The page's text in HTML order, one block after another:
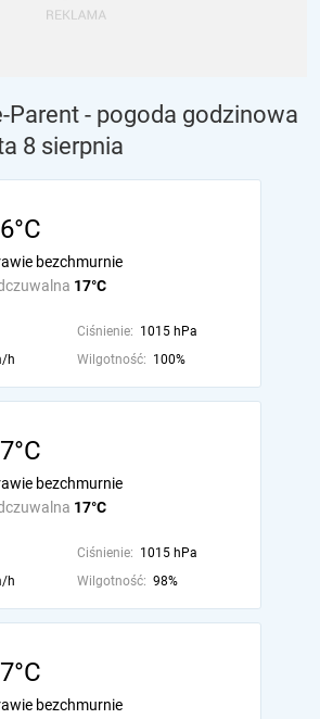
Parent - pogoda godzinowa
8 sierpnia
17°C
bezchmurnie
Ciśnienie: 1015 hPa
h Wilgotność: 100%
17°C
bezchmurnie
Ciśnienie: 1015 hPa
h Wilgotność: 98%
bezchmurnie